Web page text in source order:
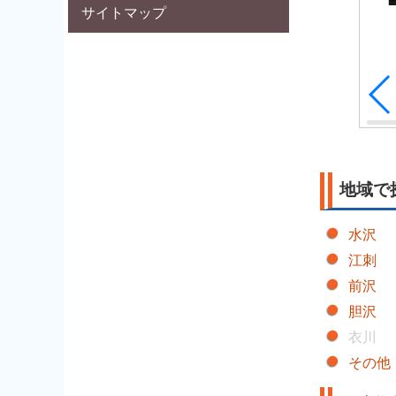
サイトマップ
地域で
水沢
江刺
前沢
胆沢
衣川
その他